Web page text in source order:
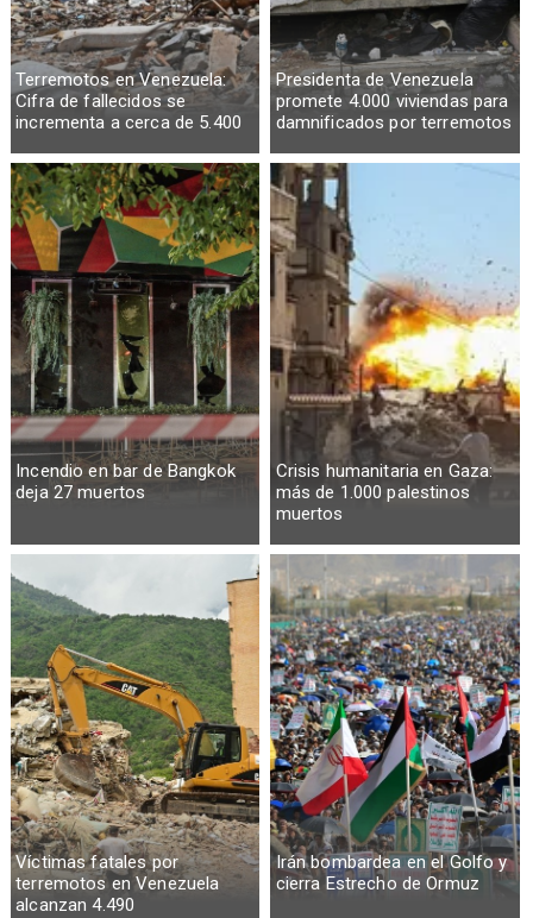
Terremotos en Venezuela:
Cifra de fallecidos se
incrementa a cerca de 5.400
Presidenta de Venezuela
promete 4.000 viviendas para
damnificados por terremotos
Incendio en bar de Bangkok
deja 27 muertos
Crisis humanitaria en Gaza:
más de 1.000 palestinos
muertos
Víctimas fatales por
terremotos en Venezuela
alcanzan 4.490
Irán bombardea en el Golfo y
cierra Estrecho de Ormuz